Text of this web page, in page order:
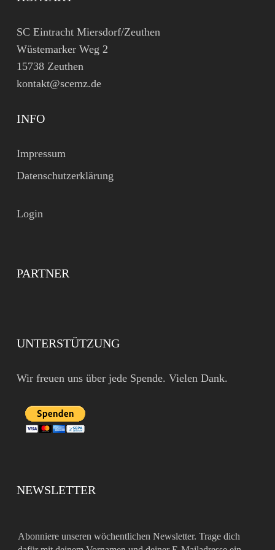
SC Eintracht Miersdorf/Zeuthen
Wüstemarker Weg 2
15738 Zeuthen
kontakt@scemz.de
INFO
Impressum
Datenschutzerklärung
Login
PARTNER
UNTERSTÜTZUNG
Wir freuen uns über jede Spende. Vielen Dank.
NEWSLETTER
Abonniere unseren wöchentlichen Newsletter. Trage dich